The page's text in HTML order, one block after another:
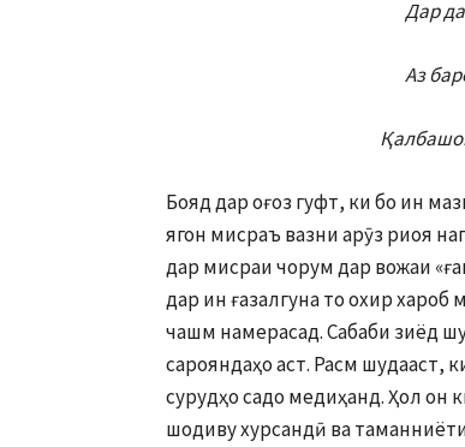
Дар
Аз
Бояд дар оғоз гуфт, ки бо ин
ягон мисраъ вазни арӯз риоя
дар мисраи чорум дар вожаи
дар ин ғазалгуна то охир хароб
чашм намерасад. Сабаби зиёд
сарояндаҳо аст. Расм шудааст,
сурудҳо садо медиҳанд. Ҳол он
шодиву хурсандӣ ва